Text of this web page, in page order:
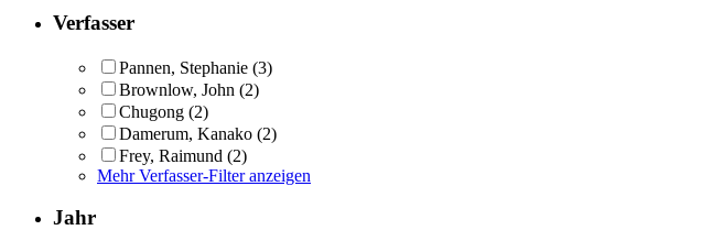
Verfasser
Pannen, Stephanie (3)
Brownlow, John (2)
Chugong (2)
Damerum, Kanako (2)
Frey, Raimund (2)
Mehr Verfasser-Filter anzeigen
Jahr